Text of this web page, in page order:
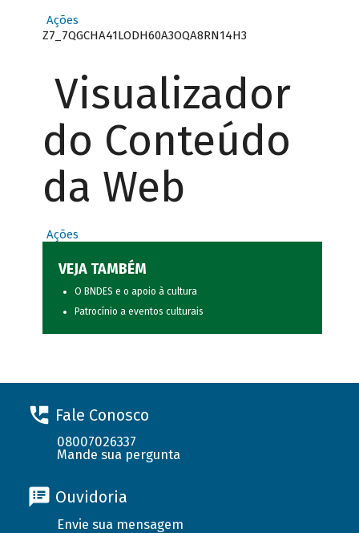
Ações
Z7_7QGCHA41LODH60A3OQA8RN14H3
Visualizador
do Conteúdo
da Web
Ações
VEJA TAMBÉM
O BNDES e o apoio à cultura
Patrocínio a eventos culturais
Fale Conosco
08007026337
Mande sua pergunta
Ouvidoria
Envie sua mensagem